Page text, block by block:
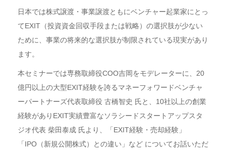
日本では株式譲渡・事業譲渡ともにベンチャー起業家にとっ
てEXIT（投資資金回収手段または戦略）の選択肢が少ない
ために、事業の将来的な選択肢が制限されている現実があり
ます。
本セミナーでは専務取締役COO吉岡をモデレーターに、20
億円以上の大型EXIT経験を誇るマネーフォワードベンチャ
ーパートナーズ代表取締役 古橋智史 氏と、10社以上の創業
経験がありEXIT実績豊富なソラシードスタートアップスタ
ジオ代表 柴田泰成 氏より、「EXIT経験・売却経験」
「IPO（新規公開株式）との違い」など についてお話いただ